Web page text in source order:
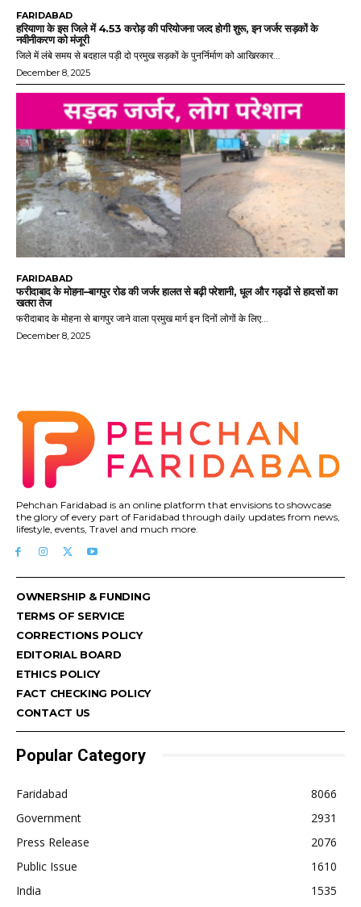
FARIDABAD
हरियाणा के इस जिले में 4.53 करोड़ की परियोजना जल्द होगी शुरू, इन जर्जर सड़कों के
नवीनीकरण को मंजूरी
जिले में लंबे समय से बदहाल पड़ी दो प्रमुख सड़कों के पुनर्निर्माण को आखिरकार...
December 8, 2025
FARIDABAD
फरीदाबाद के मोहना–बागपुर रोड की जर्जर हालत से बढ़ी परेशानी, धूल और गड्ढों से हादसों का
खतरा तेज
फरीदाबाद के मोहना से बागपुर जाने वाला प्रमुख मार्ग इन दिनों लोगों के लिए...
December 8, 2025
Pehchan Faridabad is an online platform that envisions to showcase
the glory of every part of Faridabad through daily updates from news,
lifestyle, events, Travel and much more.
OWNERSHIP & FUNDING
TERMS OF SERVICE
CORRECTIONS POLICY
EDITORIAL BOARD
ETHICS POLICY
FACT CHECKING POLICY
CONTACT US
Popular Category
Faridabad
8066
Government
2931
Press Release
2076
Public Issue
1610
India
1535